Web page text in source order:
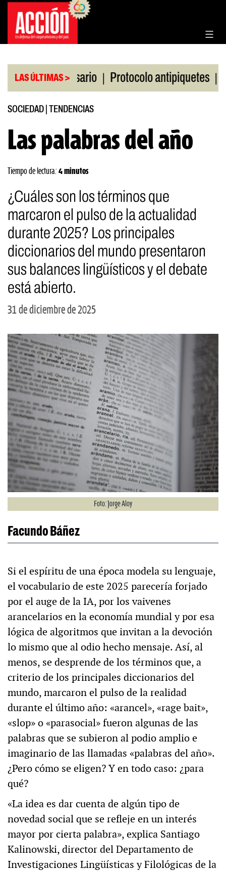
Saltar
contenido
LAS ÚLTIMAS >
de Rosario | Protocolo antipiquetes | FATE
SOCIEDAD TENDENCIAS
Las palabras del año
Tiempo de lectura: 4 minutos
¿Cuáles son los términos que
marcaron el pulso de la actualidad
durante 2025? Los principales
diccionarios del mundo presentaron
sus balances lingüísticos y el debate
está abierto.
31 de diciembre de 2025
Foto: Jorge Aloy
Facundo Báñez
Si el espíritu de una época modela su lenguaje,
el vocabulario de este 2025 parecería forjado
por el auge de la IA, por los vaivenes
arancelarios en la economía mundial y por esa
lógica de algoritmos que invitan a la devoción
lo mismo que al odio hecho mensaje. Así, al
menos, se desprende de los términos que, a
criterio de los principales diccionarios del
mundo, marcaron el pulso de la realidad
durante el último año: «arancel», «rage bait»,
«slop» o «parasocial» fueron algunas de las
palabras que se subieron al podio amplio e
imaginario de las llamadas «palabras del año».
¿Pero cómo se eligen? Y en todo caso: ¿para
qué?
«La idea es dar cuenta de algún tipo de
novedad social que se refleje en un interés
mayor por cierta palabra», explica Santiago
Kalinowski, director del Departamento de
Investigaciones Lingüísticas y Filológicas de la